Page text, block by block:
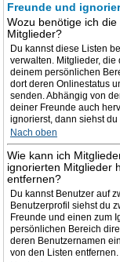
Freunde und
Wozu benötige ich
Mitglieder?
Du kannst diese Listen
verwalten. Mitglieder,
deinem persönlichen
dort deren Onlinestatus
senden. Abhängig von
deiner Freunde auch
ignorierst, dann siehst
Nach oben
Wie kann ich
ignorierten Mitglieder
entfernen?
Du kannst Benutzer auf
Benutzerprofil siehst du
Freunde und einen zum
persönlichen Bereich
deren Benutzernamen
von den Listen entfernen.